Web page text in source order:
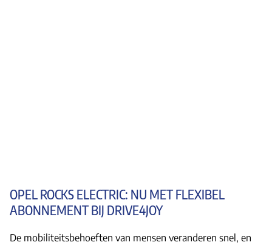
OPEL ROCKS ELECTRIC: NU MET FLEXIBEL
ABONNEMENT BIJ DRIVE4JOY
De mobiliteitsbehoeften van mensen veranderen snel, en